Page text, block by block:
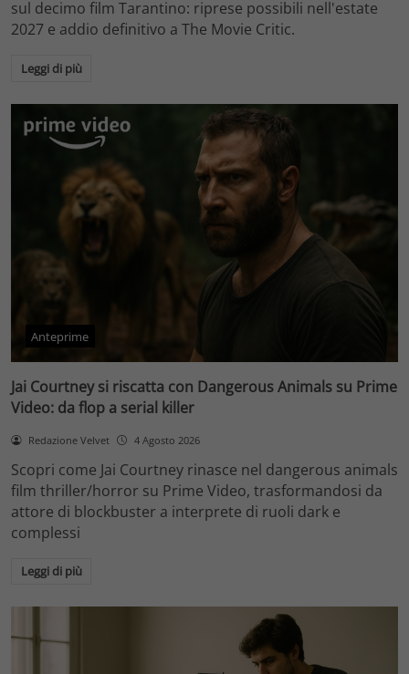
sul decimo film Tarantino: riprese possibili nell'estate
2027 e addio definitivo a The Movie Critic.
Leggi di più
Anteprime
Jai Courtney si riscatta con Dangerous Animals su Prime
Video: da flop a serial killer
Redazione Velvet 4 Agosto 2026
Scopri come Jai Courtney rinasce nel dangerous animals
film thriller/horror su Prime Video, trasformandosi da
attore di blockbuster a interprete di ruoli dark e
complessi
Leggi di più